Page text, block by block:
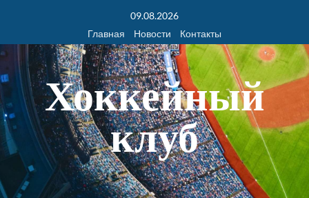
09.08.2026
Главная
Новости Контакты
Хоккейный
клуб